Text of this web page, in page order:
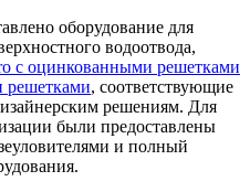
оборудование для
водоотвода,
с оцинкованными решетками
решетками, соответствующие
решениям. Для
были предоставлены
и полный